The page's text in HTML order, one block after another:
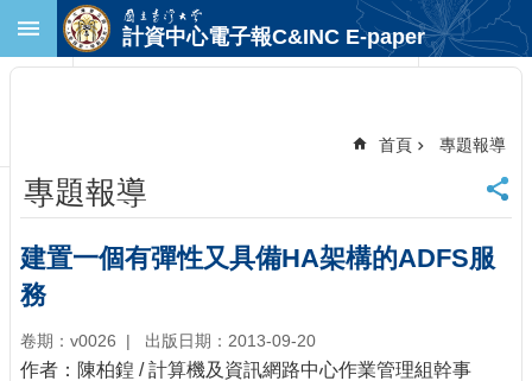
跳到主要內容區塊
首
頁
臺
大
首
計
計資中心電子報C&INC E-paper
首頁 專題報導
專題報導
建置一個有彈性又具備HA架構的ADFS服
務
卷期：v0026 出版日期：2013-09-20
作者：陳柏鍠 / 計算機及資訊網路中心作業管理組幹事